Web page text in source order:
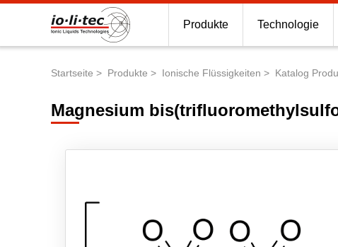
Produkte Technologie
Startseite Produkte Ionische Flüssigkeiten Katalog
Magnesium